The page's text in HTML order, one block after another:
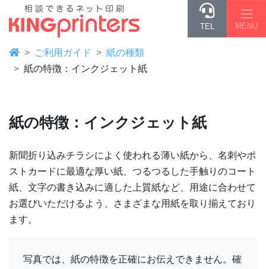
TEL MENU
ご利用ガイド
紙の種類
紙の特徴：インクジェット紙
紙の特徴：インクジェット紙
新聞折り込みチラシによく使われる薄い紙から、名刺やポ
ストカードに最適な厚い紙、つるつるした手触りのコート
紙、文字の書き込みに適した上質紙など、用途に合わせて
お選びいただけるよう、さまざまな用紙を取り揃えており
ます。
写真では、紙の特徴を正確にお伝えできません。確